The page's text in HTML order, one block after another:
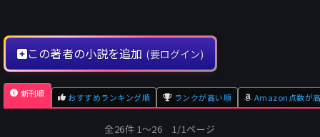
この著者の小説を追加 (要ログイン)
新刊順 おすすめランキング順 ランクが高い順 Amazon点数が
全26件 1〜26 1/1ページ